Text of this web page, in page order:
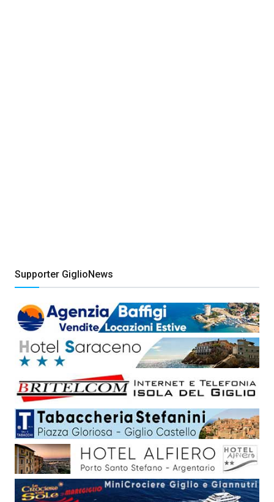
Supporter GiglioNews